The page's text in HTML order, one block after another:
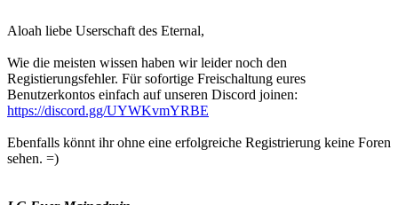
Aloah liebe Userschaft des Eternal,
Wie die meisten wissen haben wir leider noch den
Registierungsfehler. Für sofortige Freischaltung eures
Benutzerkontos einfach auf unseren Discord joinen:
https://discord.gg/UYWKvmYRBE
Ebenfalls könnt ihr ohne eine erfolgreiche Registrierung keine Foren
sehen. =)